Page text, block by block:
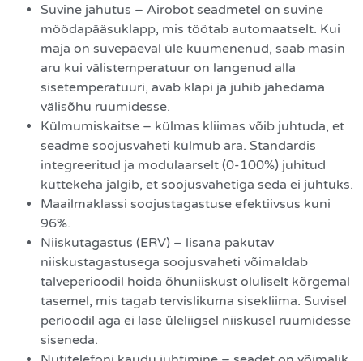
Suvine jahutus – Airobot seadmetel on suvine
möödapääsuklapp, mis töötab automaatselt. Kui
maja on suvepäeval üle kuumenenud, saab masin
aru kui välistemperatuur on langenud alla
sisetemperatuuri, avab klapi ja juhib jahedama
välisõhu ruumidesse.
Külmumiskaitse – külmas kliimas võib juhtuda, et
seadme soojusvaheti külmub ära. Standardis
integreeritud ja modulaarselt (0-100%) juhitud
küttekeha jälgib, et soojusvahetiga seda ei juhtuks.
Maailmaklassi soojustagastuse efektiivsus kuni
96%.
Niiskutagastus (ERV) – lisana pakutav
niiskustagastusega soojusvaheti võimaldab
talveperioodil hoida õhuniiskust oluliselt kõrgemal
tasemel, mis tagab tervislikuma sisekliima. Suvisel
perioodil aga ei lase üleliigsel niiskusel ruumidesse
siseneda.